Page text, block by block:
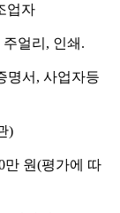
업자
얼리, 인쇄.
명서, 사업자등
)
만 원(평가에 따